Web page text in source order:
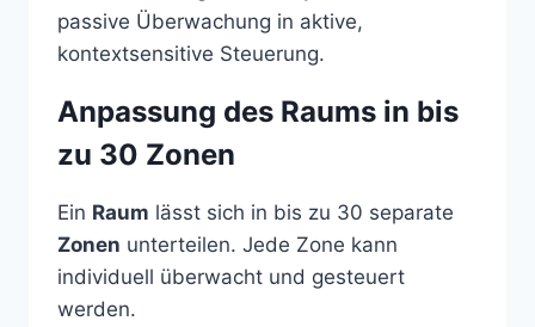
passive Überwachung in aktive,
kontextsensitive Steuerung.
Anpassung des Raums in bis
zu 30 Zonen
Ein Raum lässt sich in bis zu 30 separate
Zonen unterteilen. Jede Zone kann
individuell überwacht und gesteuert
werden.